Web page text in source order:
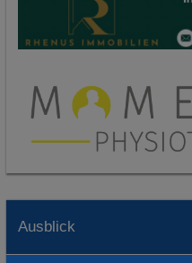
Ausblick